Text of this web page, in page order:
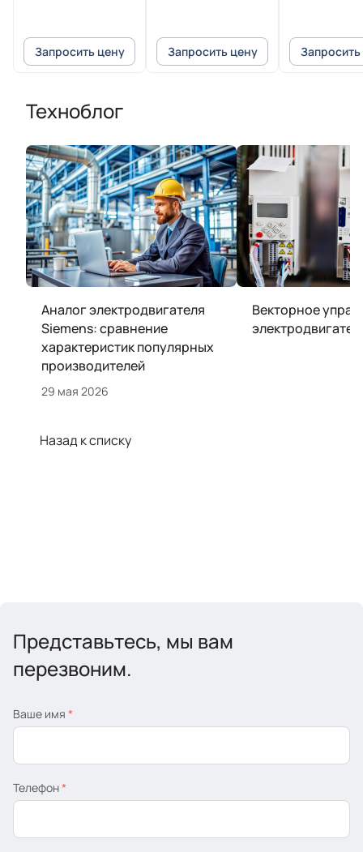
Запросить цену Запросить цену
Техноблог
Аналог электродвигателя
Siemens: сравнение
характеристик популярных
производителей
29 мая 2026
Векторное
Назад к списку
Представьтесь, мы вам
перезвоним.
Ваше имя *
Телефон*